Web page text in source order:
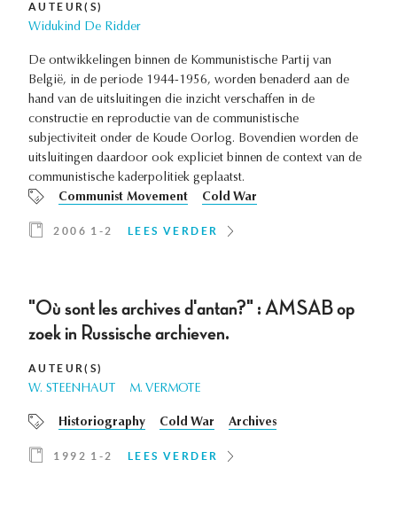
AUTEUR(S)
Widukind De Ridder
De ontwikkelingen binnen de Kommunistische Partij van
België, in de periode 1944-1956, worden benaderd aan de
hand van de uitsluitingen die inzicht verschaffen in de
constructie en reproductie van de communistische
subjectiviteit onder de Koude Oorlog. Bovendien worden de
uitsluitingen daardoor ook expliciet binnen de context van de
communistische kaderpolitiek geplaatst.
Communist Movement
Cold War
2006 1-2 LEES VERDER
"Où sont les archives d'antan?" : AMSAB op
zoek in Russische archieven.
AUTEUR(S)
W. STEENHAUT M. VERMOTE
Historiography Cold War Archives
1992 1-2 LEES VERDER